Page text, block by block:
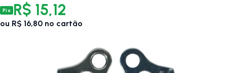
Pix R$ 15,12
ou R$ 16,80 no cartão